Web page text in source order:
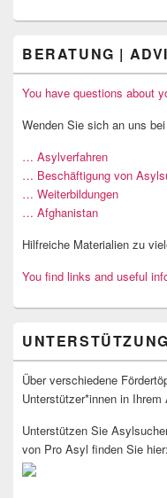
BERATUNG |
You have questions about
Wenden Sie sich an uns
… Asylverfahren
… Beschäftigung von
… Weiterbildungen
… Afghanistan
Hilfreiche Materialien zu
You find links and useful
UNTERSTÜTZUNG
Über verschiedene
Unterstützer*innen in Ihrem
Unterstützen Sie
von Pro Asyl finden Sie hier: